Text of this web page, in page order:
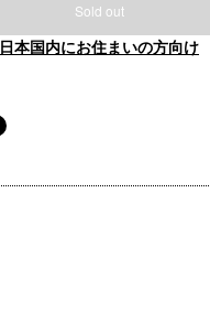
Sold out
日本国内にお住まいの方向け